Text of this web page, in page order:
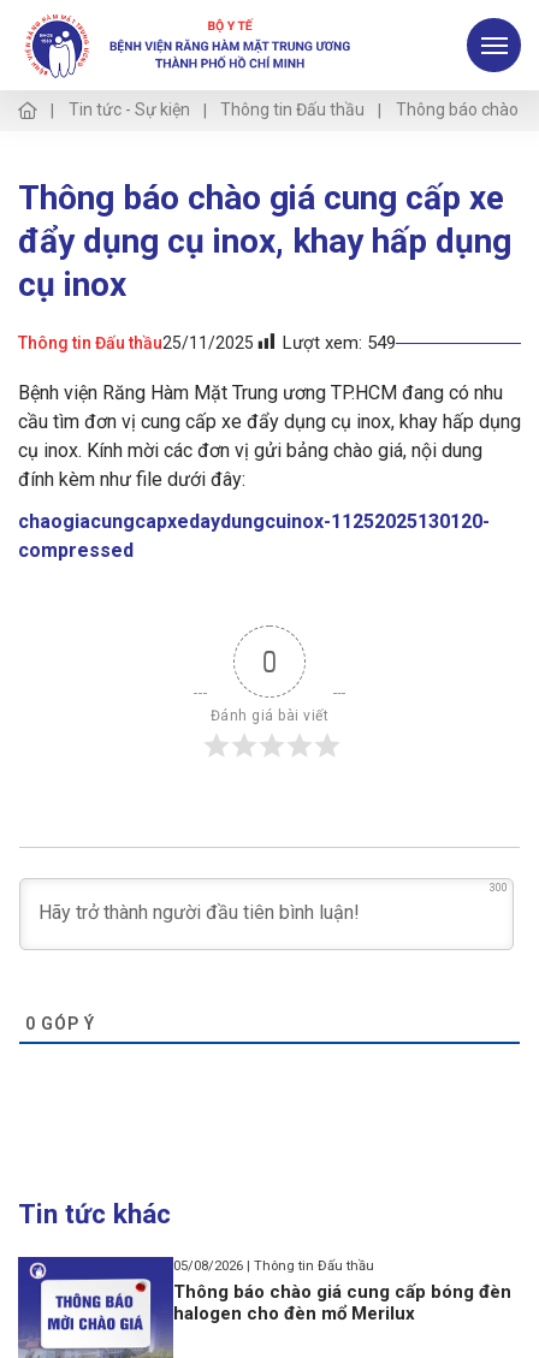
Tin tức - Sự kiện Thông tin Đấu thầu Thông báo chào
Thông báo chào giá cung cấp xe
đẩy dụng cụ inox, khay hấp dụng
cụ inox
Thông tin Đấu thầu25/11/2025 Lượt xem: 549
Bệnh viện Răng Hàm Mặt Trung ương TP.HCM đang có nhu
cầu tìm đơn vị cung cấp xe đẩy dụng cụ inox, khay hấp dụng
cụ inox. Kính mời các đơn vị gửi bảng chào giá, nội dung
đính kèm như file dưới đây:
chaogiacungcapxedaydungcuinox-11252025130120-
compressed
0
Đánh giá bài viết
300
0 GÓP Ý
Tin tức khác
05/08/2026 | Thông tin Đấu thầu
Thông báo chào giá cung cấp bóng đèn
halogen cho đèn mổ Merilux